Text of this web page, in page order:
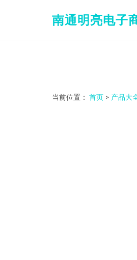
南通明亮电子
当前位置： 首页 > 产品大